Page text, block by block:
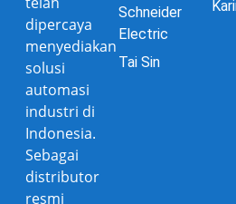
dipercaya
menyediakan
solusi
automasi
industri di
Indonesia.
Sebagai
distributor
resmi
Schneider
Electric
Tai Sin